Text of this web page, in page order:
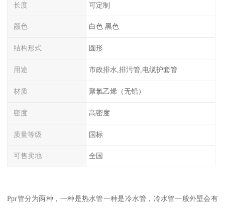
长度 可定制
颜色 白色 黑色
结构形式 圆形
用途 市政排水,排污管,电缆护套管
材质 聚氯乙烯（无铅）
密度 高密度
质量等级 国标
可售卖地 全国
Ppr管分为两种，一种是热水管一种是冷水管，冷水管一般外壁会有